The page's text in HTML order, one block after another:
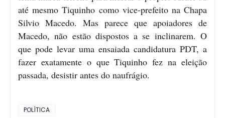
até mesmo Tiquinho como vice-prefeito na Chapa
Silvio Macedo. Mas parece que apoiadores de
Macedo, não estão dispostos a se inclinarem. O
que pode levar uma ensaiada candidatura PDT, a
fazer exatamente o que Tiquinho fez na eleição
passada, desistir antes do naufrágio.
POLÍTICA